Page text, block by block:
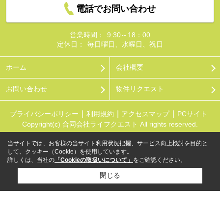
電話でお問い合わせ
営業時間：
9:30～18：00
定休日：
毎日曜日、水曜日、祝日
ホーム 会社概要
お問い合わせ 物件リクエスト
プライバシーポリシー 利用規約 アクセスマップ
PCサイト
Copyright(c) 合同会社ライフクエスト All rights reserved.
当サイトでは、お客様の当サイト利用状況把握、サービス向上検討を目的と
して、クッキー（Cookie）を使用しています。
詳しくは、当社の 「Cookieの取扱いについて」 をご確認ください。
閉じる